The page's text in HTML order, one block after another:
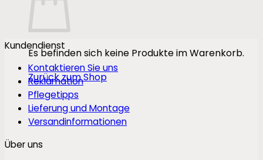
Es befinden sich keine Produkte im Warenkorb.
Zurück zum Shop
Kundendienst
Kontaktieren Sie uns
Reklamation
Pflegetipps
Lieferung und Montage
Versandinformationen
Über uns